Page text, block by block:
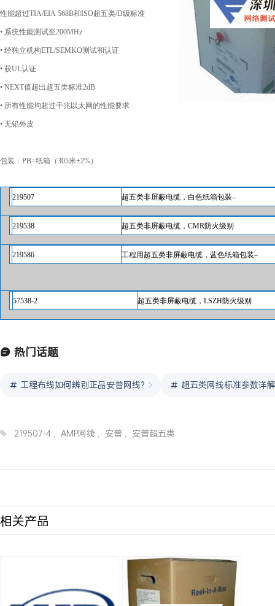
性能超过TIA/EIA 568B和ISO超五类/D级标准
• 系统性能测试至200MHz
• 经独立机构ETL/SEMKO测试和认证
• 获UL认证
• NEXT值超出超五类标准2dB
• 所有性能均超过千兆以太网的性能要求
• 无铅外皮
包装： PB=纸箱（305米±2%）
219507 超五类非屏蔽电缆，白色纸箱包装–
219538 超五类非屏蔽电缆，CMR防火级别
219586 工程用超五类非屏蔽电缆，蓝色纸箱包装–
57538-2 超五类非屏蔽电缆，LSZH防火级别
热门话题
工程布线如何辨别正品安普网线? 超五类网线标准参数详解
219507-4 AMP网线 安普 安普超五类
相关产品